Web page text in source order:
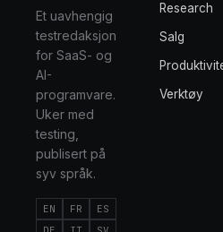
Et uavhengig
testredaksjon
for SaaS- og
AI-
programvare.
Uker med
testing,
publisert på
syv språk.
EN FR
ES
Research
Salg
Verktøy